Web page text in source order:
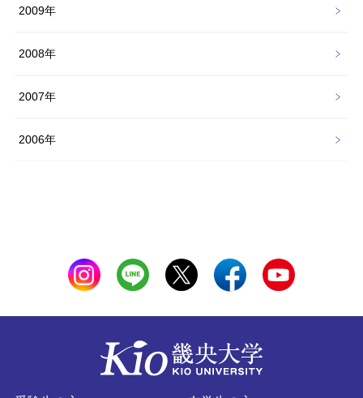
2009年
2008年
2007年
2006年